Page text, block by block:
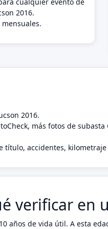
2016.
2016.
más fotos de
accidentes,
verificar en
años de vida útil. A esta